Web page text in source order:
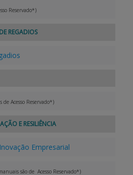
Reservado*)
REGADIOS
de Acesso Reservado*)
E RESILIÊNCIA
Empresarial
são de Acesso Reservado*)